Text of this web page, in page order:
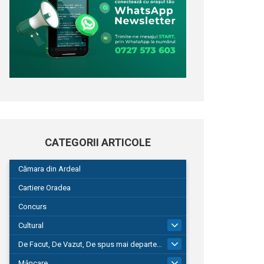
CATEGORII ARTICOLE
Cămara din Ardeal
Cartiere Oradea
Concurs
Cultural
De Facut, De Vazut, De spus mai departe…
580